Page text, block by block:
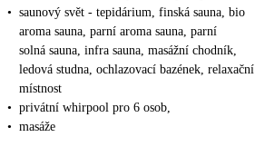
• saunový svět - tepidárium, finská sauna, bio
aroma sauna, parní aroma sauna, parní
solná sauna, infra sauna, masážní chodník,
ledová studna, ochlazovací bazének, relaxační
místnost
• privátní whirpool pro 6 osob,
• masáže